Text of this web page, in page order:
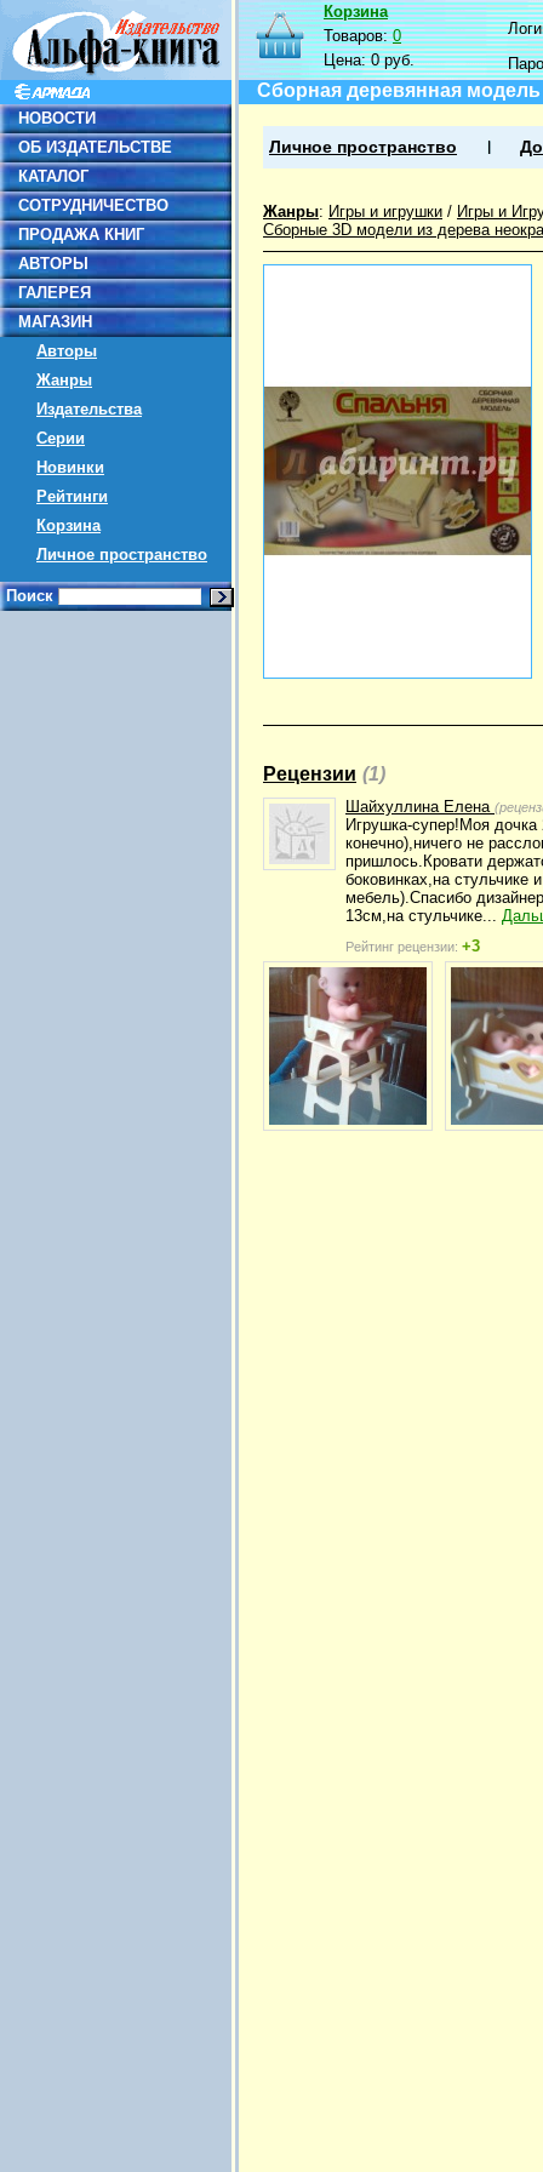
НОВОСТИ
ОБ ИЗДАТЕЛЬСТВЕ
КАТАЛОГ
СОТРУДНИЧЕСТВО
ПРОДАЖА КНИГ
АВТОРЫ
ГАЛЕРЕЯ
МАГАЗИН
Авторы
Жанры
Издательства
Серии
Новинки
Рейтинги
Корзина
Личное пространство
Поиск
Корзина
Товаров:0
Цена:0 руб.
Сборная деревянная
Личное пространство
Жанры: Игры и игрушки / Игры и
Сборные 3D модели из дерева
Рецензии (1)
Шайхуллина Елена
Игрушка-супер!Моя
конечно),ничего не
пришлось.Кровати
боковинках,на стульчике
мебель).Спасибо
13см,на стульчике...
Рейтинг рецензии: +3